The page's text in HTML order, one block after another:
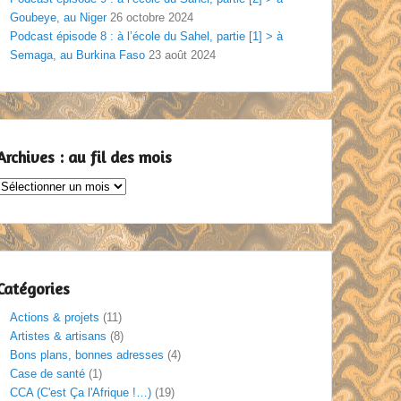
Goubeye, au Niger 26 octobre 2024
Podcast épisode 8 : à l’école du Sahel, partie [1] > à
Semaga, au Burkina Faso 23 août 2024
: au fil des mois
Actions & projets (11)
Artistes & artisans (8)
Bons plans, bonnes adresses (4)
Case de santé (1)
CCA (C'est Ça l'Afrique !…) (19)